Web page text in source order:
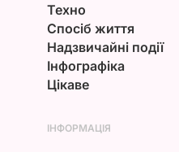
Техно
Спосіб життя
Надзвичайні події
Інфографіка
Цікаве
ІНФОРМАЦІЯ